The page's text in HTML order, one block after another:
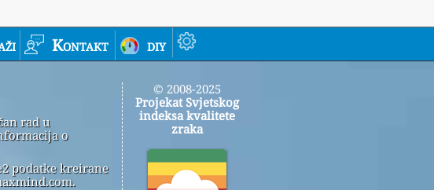
Kontakt diy
rad u
o
podatke kreirane
© 2008-2025
Projekat Svjetskog
indeksa kvalitete
zraka